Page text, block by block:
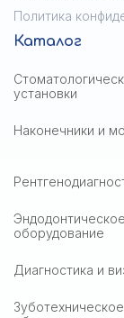
Политика
Каталог
установки
Наконечники и
Эндодонтическое
оборудование
Диагностика и
Зуботехническое